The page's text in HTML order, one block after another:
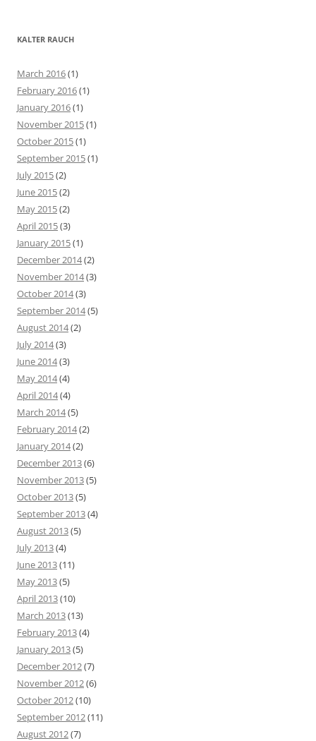
r
h
f
o
r
:
KALTER RAUCH
March 2016(1)
February 2016(1)
January 2016(1)
November 2015(1)
October 2015(1)
September 2015(1)
July 2015(2)
June 2015(2)
May 2015(2)
April 2015(3)
January 2015(1)
December 2014(2)
November 2014(3)
October 2014(3)
September 2014(5)
August 2014(2)
July 2014(3)
June 2014(3)
May 2014(4)
April 2014(4)
March 2014(5)
February 2014(2)
January 2014(2)
December 2013(6)
November 2013(5)
October 2013(5)
September 2013(4)
August 2013(5)
July 2013(4)
June 2013(11)
May 2013(5)
April 2013(10)
March 2013(13)
February 2013(4)
January 2013(5)
December 2012(7)
November 2012(6)
October 2012(10)
September 2012(11)
August 2012(7)